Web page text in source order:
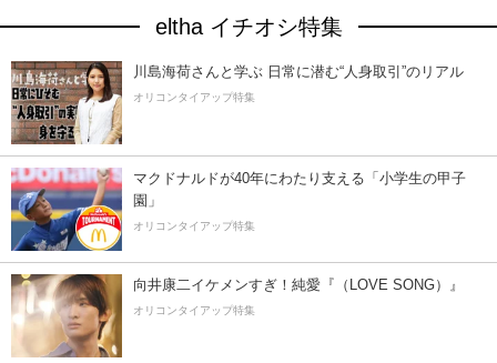
eltha イチオシ特集
川島海荷さんと学ぶ 日常に潜む“人身取引”のリアル
オリコンタイアップ特集
マクドナルドが40年にわたり支える「小学生の甲子
園」
オリコンタイアップ特集
向井康二イケメンすぎ！純愛『（LOVE SONG）』
オリコンタイアップ特集